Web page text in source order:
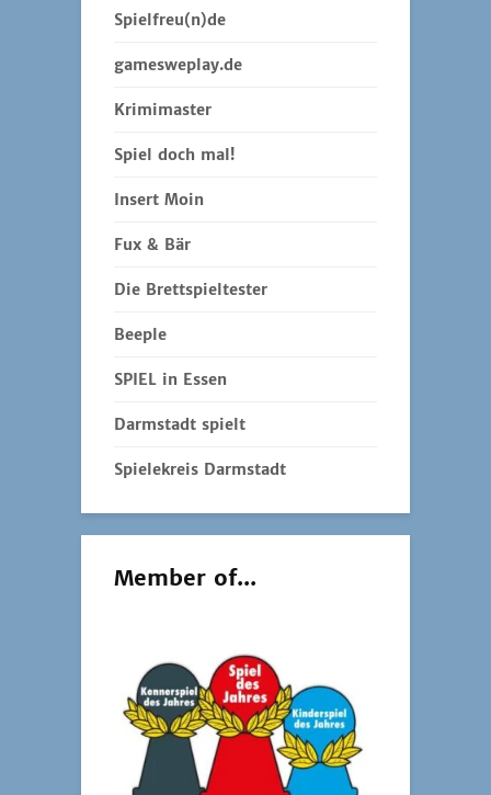
Spielfreu(n)de
gamesweplay.de
Krimimaster
Spiel doch mal!
Insert Moin
Fux & Bär
Die Brettspieltester
Beeple
SPIEL in Essen
Darmstadt spielt
Spielekreis Darmstadt
Member of...